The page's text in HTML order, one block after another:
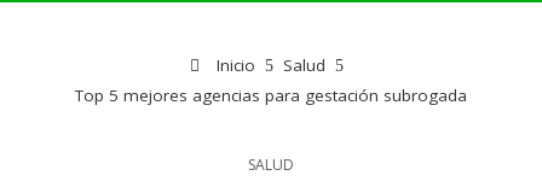
Inicio
Salud
Top 5 mejores agencias para gestación subrogada
SALUD